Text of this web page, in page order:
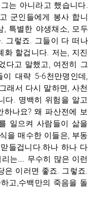
는 아니라고 했습니다.
군인들에게 봉사 합니
, 특별한 야생채소, 모두
그렇죠. 그들이 다 떠나
화 할겁니다. 저는, 지진
다고 말했고, 여전히 그
대략 5-6천만명인데,
래서 다시 말하면, 사천
다. 명백히 위험을 알고
나요? 왜 파산전에 보
일으켜 사람들이 삶을
을 매수한 이들은, 부동
들겁니다.하나 하나 다
는…. 무수히 많은 이런
은 이러면 좋죠. 그렇죠.
고,수백만의 죽음을 돌